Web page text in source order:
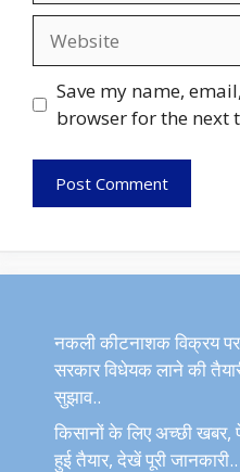
Save my name,
browser for the next
नकली कीटनाशक विक्रय पर
सरकार विधेयक लाने की
सुझाव..
किसानों के लिए अच्छी
हुई तैयार, देखें पूरी जानकारी..